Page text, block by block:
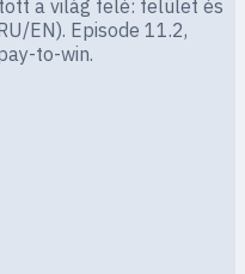
a világ felé: felület és
EN). Episode 11.2,
to-win.